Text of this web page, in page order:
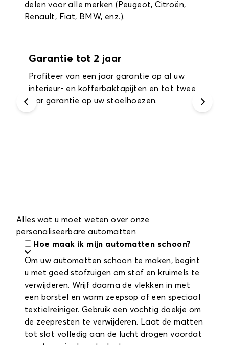
delen voor alle merken (Peugeot, Citroën,
Renault, Fiat, BMW, enz.).
Garantie tot 2 jaar
Profiteer van een jaar garantie op al uw
interieur- en kofferbaktapijten en tot twee
jaar garantie op uw stoelhoezen.
Alles wat u moet weten over onze
personaliseerbare automatten
Hoe maak ik mijn automatten schoon?
Om uw automatten schoon te maken, begint
u met goed stofzuigen om stof en kruimels te
verwijderen. Wrijf daarna de vlekken in met
een borstel en warm zeepsop of een speciaal
textielreiniger. Gebruik een vochtig doekje om
de zeepresten te verwijderen. Laat de matten
tot slot volledig aan de lucht drogen voordat